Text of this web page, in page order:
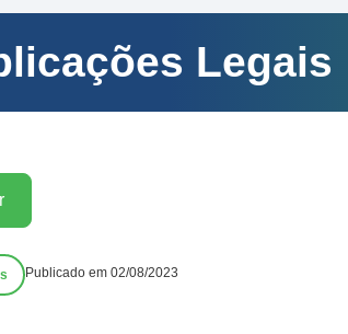
Legais
Publicado em 02/08/2023